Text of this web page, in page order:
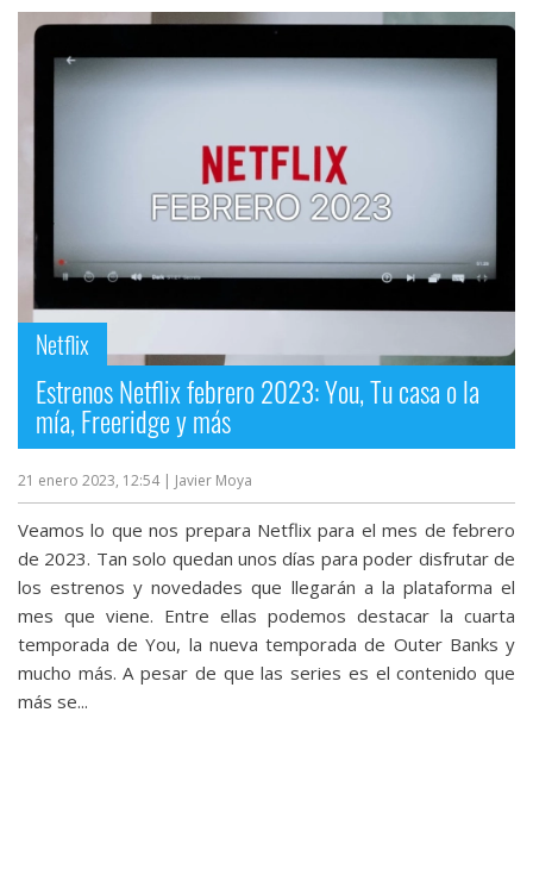
Netflix
Estrenos Netflix febrero 2023: You, Tu casa o la
mía, Freeridge y más
21 enero 2023, 12:54 | Javier Moya
Veamos lo que nos prepara Netflix para el mes de febrero
de 2023. Tan solo quedan unos días para poder disfrutar de
los estrenos y novedades que llegarán a la plataforma el
mes que viene. Entre ellas podemos destacar la cuarta
temporada de You, la nueva temporada de Outer Banks y
mucho más. A pesar de que las series es el contenido que
más se...